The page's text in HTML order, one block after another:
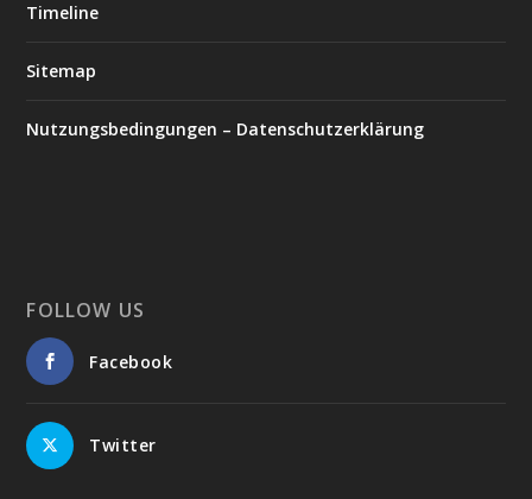
Timeline
Sitemap
Nutzungsbedingungen – Datenschutzerklärung
FOLLOW US
Facebook
Twitter